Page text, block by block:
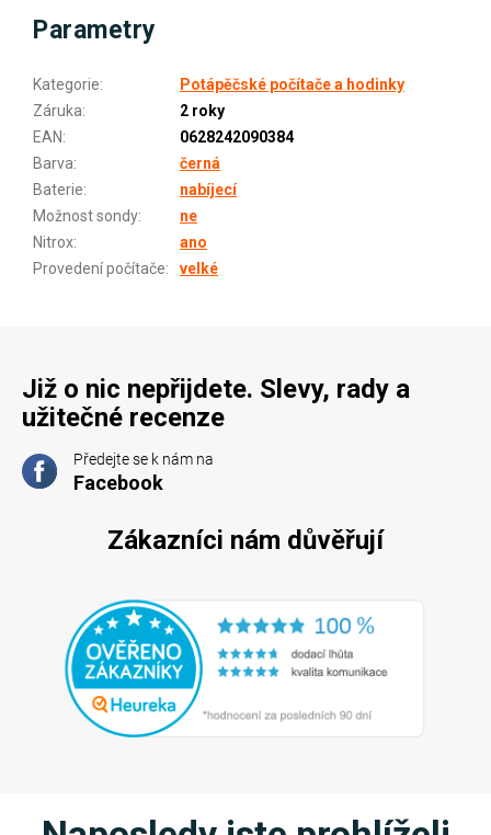
Parametry
Kategorie:
Potápěčské počítače a hodinky
Záruka:
2 roky
EAN:
0628242090384
Barva:
černá
Baterie:
nabíjecí
Možnost sondy:
ne
Nitrox:
ano
Provedení počítače: velké
Již o nic nepřijdete. Slevy, rady a
užitečné recenze
Předejte se k nám na
Facebook
Zákazníci nám důvěřují